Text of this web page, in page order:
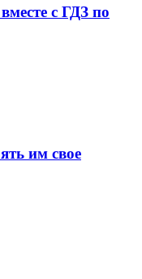
с ГДЗ по
им свое